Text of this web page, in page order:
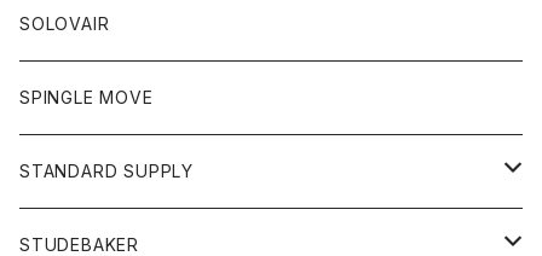
Tシャツ
トレーナー
ボトム
ショートパンツ
スカート
レディース
スカート
Tシャツ
アクセサリー
バック
コート
ネクタイ
グローブ
アクセサリー
トップス
カットソー
カーディガン
ボトム
ショートパンツ
レディース
ジーンズ
チノパン
トップス
ポロシャツ
ベスト
靴
靴
ワンピース
トップス
カットソー
ボトム
SOLOVAIR
SPINGLE MOVE
STANDARD SUPPLY
財布
STUDEBAKER